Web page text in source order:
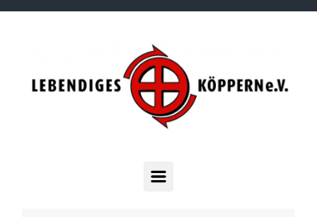
Zum Hauptinhalt springen